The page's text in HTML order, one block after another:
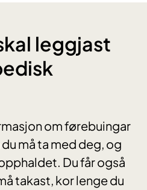
leggjast
om førebuingar
må ta med deg, og
Du får også
takast, kor lenge du